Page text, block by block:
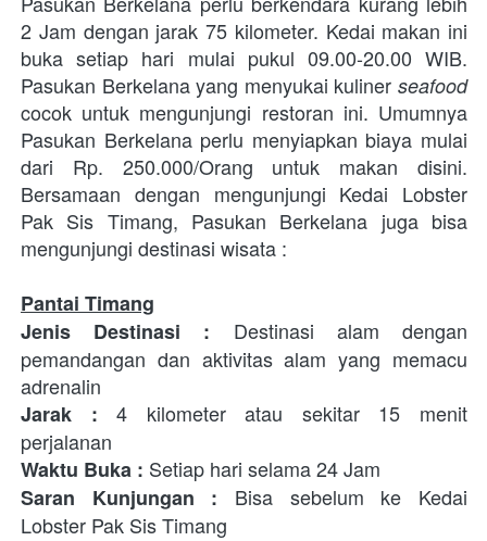
2 Jam dengan jarak 75 kilometer. Kedai makan ini
buka setiap hari mulai pukul 09.00-20.00 WIB.
Pasukan Berkelana yang menyukai kuliner seafood
cocok untuk mengunjungi restoran ini. Umumnya
Pasukan Berkelana perlu menyiapkan biaya mulai
dari Rp. 250.000/Orang untuk makan disini.
Bersamaan dengan mengunjungi Kedai Lobster
Pak Sis Timang, Pasukan Berkelana juga bisa
mengunjungi destinasi wisata :
Pantai Timang
Jenis Destinasi
: Destinasi alam dengan
pemandangan dan aktivitas alam yang memacu
adrenalin
Jarak : 4 kilometer atau sekitar 15 menit
perjalanan
Waktu Buka : Setiap hari selama 24 Jam
Saran Kunjungan : Bisa sebelum ke Kedai
Lobster Pak Sis Timang